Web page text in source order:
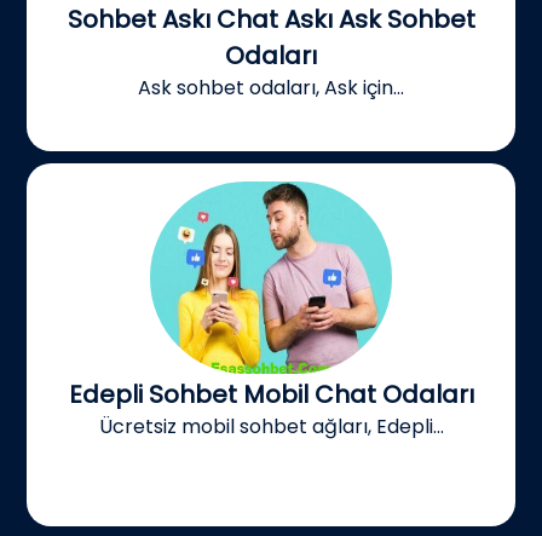
Sohbet Askı Chat Askı Ask Sohbet
Odaları
Ask sohbet odaları, Ask için...
Edepli Sohbet Mobil Chat Odaları
Ücretsiz mobil sohbet ağları, Edepli...